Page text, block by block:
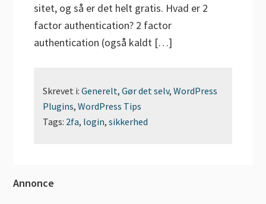
sitet, og så er det helt gratis. Hvad er 2
factor authentication? 2 factor
authentication (også kaldt […]
Skrevet i:Generelt,Gør det selv,WordPress
Plugins,WordPress Tips
Tags: 2fa, login,sikkerhed
Primær
Annonce